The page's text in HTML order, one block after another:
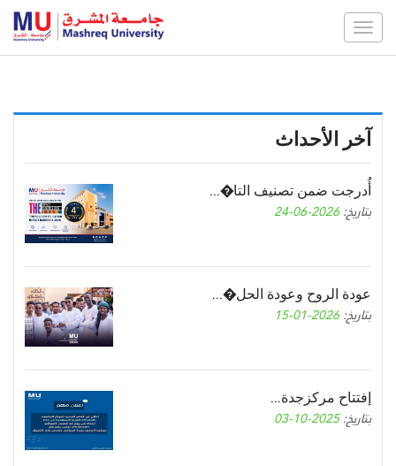
Toggle
navigation
آخر الأحداث
أُدرجت ضمن تصنيف التا�...
بتاريخ:2026-06-24
عودة الروح وعودة الحل�...
بتاريخ:2026-01-15
إفتتاح مركزجدة...
بتاريخ:2025-10-03